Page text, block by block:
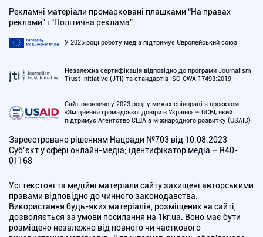
Рекламні матеріали промарковані плашками “На правах
реклами” і “Політична реклама”.
У 2025 році роботу медіа підтримує Європейський союз
Незалежна сертифікація відповідно до програми Journalism
Trust Initiative (JTI) та стандартів ISO CWA 17493:2019
Сайт оновлено у 2023 році у межах співпраці з проєктом
«Зміцнення громадської довіри в Україні» — UCBI, який
підтримує Агентство США з міжнародного розвитку (USAID)
Зареєстровано рішенням Нацради №703 від 10.08.2023
Cуб’єкт у сфері онлайн-медіа; ідентифікатор медіа – R40-
01168
Усі текстові та медійні матеріали сайту захищені авторськими
правами відповідно до чинного законодавства.
Використання будь-яких матеріалів, розміщених на сайті,
дозволяється за умови посилання на 1kr.ua. Воно має бути
розміщено незалежно від повного чи часткового